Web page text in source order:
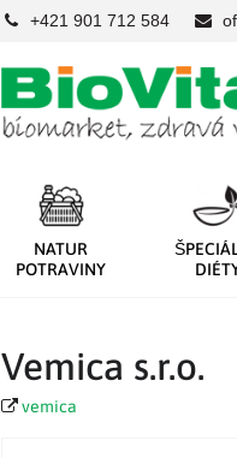
+421 901 712 584
NATUR
POTRAVINY
Vemica s.r.o.
vemica